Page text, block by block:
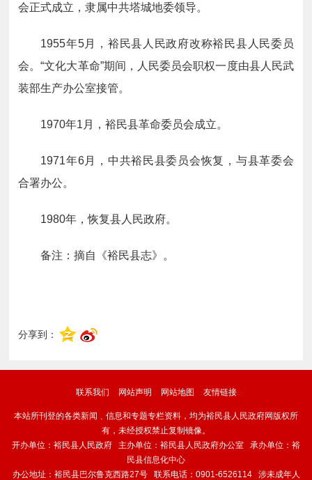
会正式成立，隶属中共塔城地委领导。
1955年5月，裕民县人民政府改称裕民县人民委员
会。“文化大革命”期间，人民委员会职权一度由县人民武
装部生产办公室接管。
1970年1月，裕民县革命委员会成立。
1971年6月，中共裕民县委员会恢复，与县革委会
合署办公。
1980年，恢复县人民政府。
备注：摘自《裕民县志》。
分享到：
联系我们 网站声明 网站地图 友情链接
本站所刊登的各类新闻﹑信息和专题专栏资料，均为裕民县人民政府网版权所
有，未经授权禁止复制镜像。
开办单位：裕民县人民政府 主办单位：裕民县人民政府办公室 承办单位：裕
民县信息化中心
办公地址：裕民县巴尔鲁克西路27号 联系电话：0901-6526114 涉未成年人